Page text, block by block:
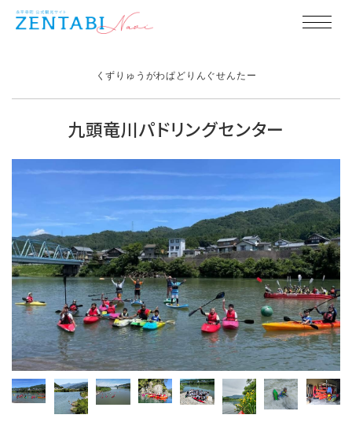
くずりゅうがわぱどりんぐせんたー
九頭竜川パドリングセンター